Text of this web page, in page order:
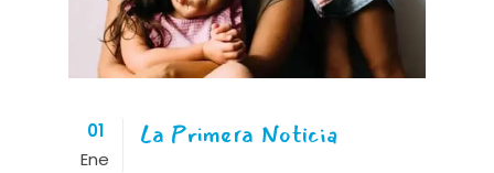
01
Ene
La Primera Noticia